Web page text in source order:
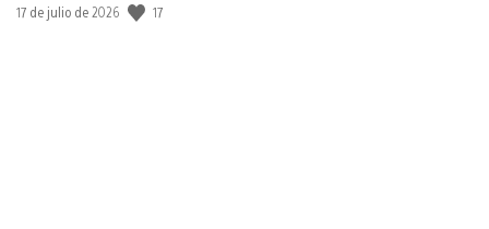
Fecha
17 de julio de 2026 17